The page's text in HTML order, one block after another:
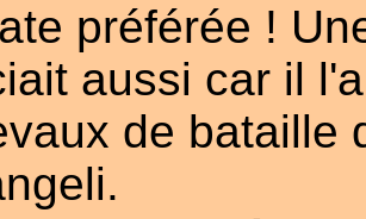
préférée !
aussi car il
de bataille